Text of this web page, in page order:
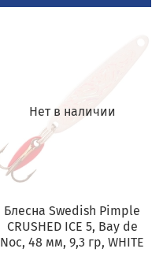
Нет в наличии
Блесна Swedish Pimple
CRUSHED ICE 5, Bay de
Noc, 48 мм, 9,3 гр, WHITE